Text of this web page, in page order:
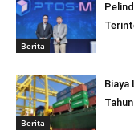
Berita
Berita
Biaya